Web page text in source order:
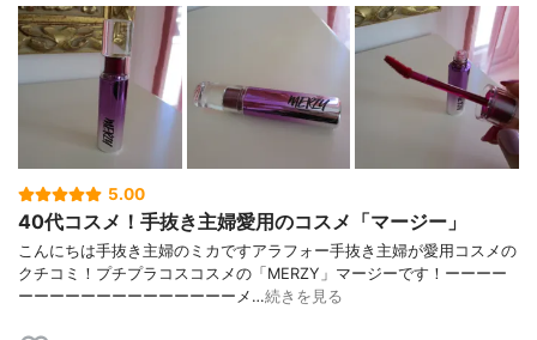
5.00
40代コスメ！手抜き主婦愛用のコスメ「マージー」
こんにちは手抜き主婦のミカですアラフォー手抜き主婦が愛用コスメの
クチコミ！プチプラコスコスメの「MERZY」マージーです！ーーーー
ーーーーーーーーーーーーーーメ…続きを見る